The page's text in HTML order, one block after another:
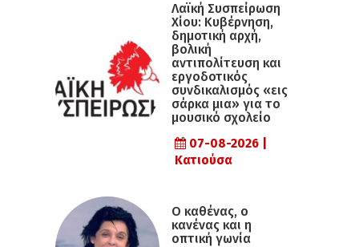
Λαϊκή Συσπείρωση
Χίου: Κυβέρνηση,
δημοτική αρχή,
βολική
αντιπολίτευση και
εργοδοτικός
συνδικαλισμός «εις
σάρκα μια» για το
μουσικό σχολείο
07-08-2026 |
Κατιούσα
Ο καθένας, ο
κανένας και η
οπτική γωνία